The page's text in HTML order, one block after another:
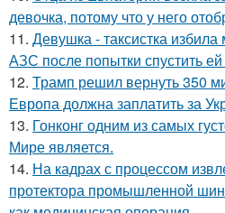
девочка, потому что у него
11. Девушка - таксистка
АЗС после попытки спустить ей
12. Трамп решил вернуть 350
Европа должна заплатить за
13. Гонконг одним из самых
Мире является.
14. На кадрах с процессом
протектора промышленной